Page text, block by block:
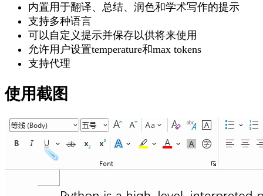
内置用于翻译、总结、润色和学术写作的提示
支持多种语言
可以自定义提示并保存以供将来使用
允许用户设置temperature和max tokens
支持代理
使用截图